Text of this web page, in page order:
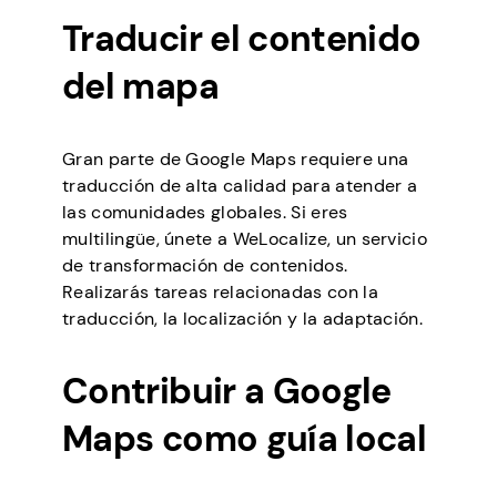
Traducir el contenido
del mapa
Gran parte de Google Maps requiere una
traducción de alta calidad para atender a
las comunidades globales. Si eres
multilingüe, únete a WeLocalize, un servicio
de transformación de contenidos.
Realizarás tareas relacionadas con la
traducción, la localización y la adaptación.
Contribuir a Google
Maps como guía local